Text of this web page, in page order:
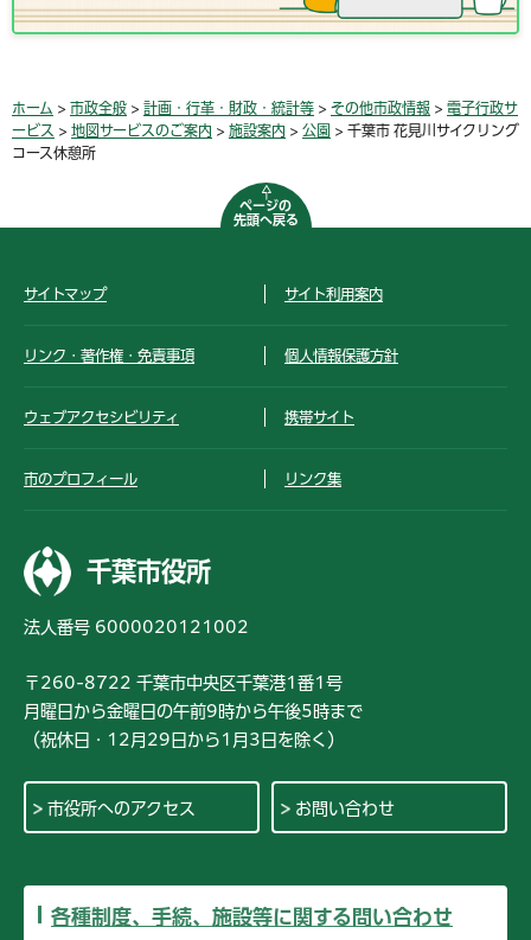
ホーム > 市政全般 > 計画・行革・財政・統計等 > その他市政情報 > 電子行政サ
ービス > 地図サービスのご案内 > 施設案内 > 公園 > 千葉市 花見川サイクリング
コース休憩所
ページの
先頭へ戻る
サイトマップ サイト利用案内
リンク・著作権・免責事項 個人情報保護方針
ウェブアクセシビリティ 携帯サイト
市のプロフィール リンク集
千葉市役所
法人番号 6000020121002
〒260-8722 千葉市中央区千葉港1番1号
月曜日から金曜日の午前9時から午後5時まで
（祝休日・12月29日から1月3日を除く）
市役所へのアクセス お問い合わせ
各種制度、手続、施設等に関する問い合わせ